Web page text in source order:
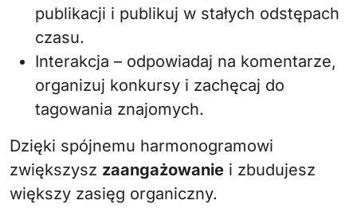
publikacji i publikuj w stałych odstępach
czasu.
Interakcja – odpowiadaj na komentarze,
organizuj konkursy i zachęcaj do
tagowania znajomych.
Dzięki spójnemu harmonogramowi
zwiększysz zaangażowanie i zbudujesz
większy zasięg organiczny.